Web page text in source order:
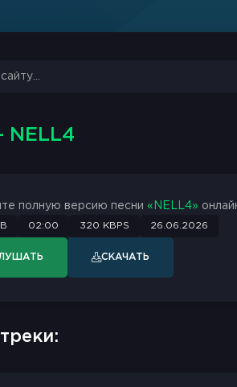
NELL4
полную версию песни «NELL4»
02:00 320 KBPS 26.06.2026
СКАЧАТЬ